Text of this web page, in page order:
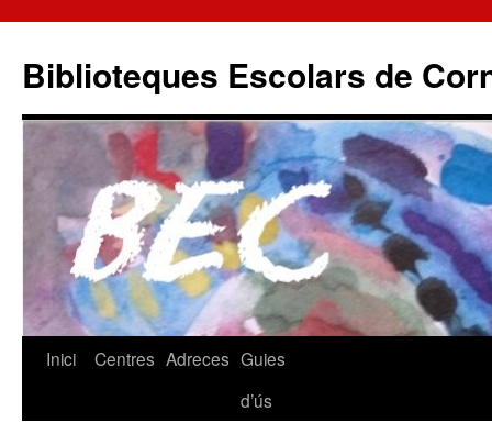
Biblioteques Escolars de
Vés
Inici Centres Adreces Guies
d’ús